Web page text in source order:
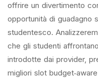
offrire un divertimento
opportunità di guadagno
studentesco.
che gli studenti
introdotte dai provider,
migliori slot